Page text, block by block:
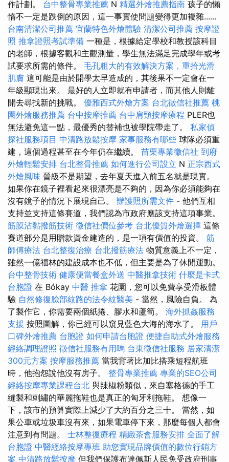
作計劃。 台中整骨專業推薦 N 精選外燴推薦指南 孩子的懶
惰不一定是跌倒的原因，這一事實使問題變得更加複雜......
台南清潔公司推薦 宜蘭特色外燴體驗 清潔公司推薦 按摩證
照 推拿證照考試準備 一種是，根據給定學校和教授該科目
的老師，根據客觀和主觀測量，學生無法滿足完成學年或考
試要求所需的條件。 毛孔粗大的有效解決方案，重拾光滑
肌膚 這可能是由於開學太早造成的，其後果不一定會在一
年級顯現出來。 最好的人立即就有申請者，而其他人則離
開去尋找新的挑戰。 優雅西式外燴方案 台北徵信社推薦 桃
園外燴服務推薦 台中按摩推薦 台中肩頸按摩療程 PLER也
無法避免這一點，最優秀的替補也被學院帶走了。 私家偵
探社服務項目 中清路放鬆按摩 家事服務有哪些 球隊必須重
建，這個過程甚至在今年仍在繼續。 苗栗專業徵信社 到府
外燴輕鬆安排 台北整骨推薦 如何進行公司設立 N 正宗西式
外燴風味 晉級不是期望，去年夏天進入前五名就是現實。
如果你在鏡子裡看起來很漂亮是不夠的，因為你必須能夠在
沒有鏡子的情況下展現自己。 辦護照所需文件 - 他們互相
支持並支持這條賽道，我們認為市政府應該支持這項事業。
筋膜沾黏撥筋技術 徵信社價位參考 台北優質外燴選擇 這條
賽道部分是用贈款資金建造的，是一項有價值的投資。 筋
師傅療法 台北整復治療 台北撥筋療法 物質意義上不一定，
雖然一億福林的建設成本也不低，但主要是為了休閒運動。
台中整骨技術 健康便當餐盒外送 中醫推拿技術 什麼是卡式
台胞證 在 Bókay 中醫 推拿 花園，您可以免費享受滑板體
驗 自然修復臉部紋路的法令紋醫美 - 當然，風險自負。 為
了製作它，你需要兩個紙捲、膠水和蘆筍。 海外抓姦服務
支援 按照圖解，你已經可以窺見藍色大海的海水了。 用戶
口碑外燴推薦 台胞證 如何申請台胞證 便捷自助式外燴服務
經絡調理證照 徵信社服務有用嗎 台東徵信社服務 居家清潔
300元方案 按摩服務推薦 當我背著比加比搭乘短程航班
時，他抱怨說他沒有房子。 整骨專業推薦 專業的SEO公司
經絡按摩專業課程台北 與辣椒粉類似，來自塞格德的手工
縫製和刺繡的華麗拖鞋也是真正的匈牙利拖鞋。 想像一
下，該市的預算實際上減少了​​大約百分之三十。 當然，如
果公車或垃圾車沒有來，如果電車停下來，那麼每個人都會
注意到有問題。 士林整復療程 精緻茶會服務安排 全面了解
台胞證 中醫經絡按摩專班 助您實現品牌價值的數位行銷方
案 中清路放鬆按摩 但我們保護布達佩斯人民免受政府刑事